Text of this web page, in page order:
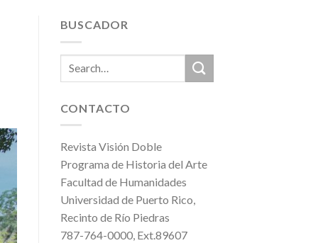
BUSCADOR
CONTACTO
Revista Visión Doble
Programa de Historia del Arte
Facultad de Humanidades
Universidad de Puerto Rico,
Recinto de Río Piedras
787-764-0000, Ext.89607